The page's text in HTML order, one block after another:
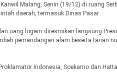
Malang, Senin (19/12) di ruang
daerah, termasuk Dinas Pasar.
uang logam diresmikan langsung
pemandangan alam beserta tarian
Indonesia, Soekarno dan